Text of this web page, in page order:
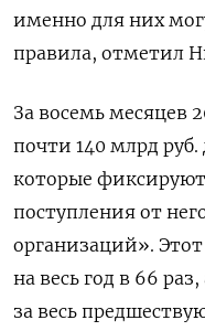
именно для них
правила, отметил
За восемь месяцев
почти 140 млрд руб.
которые
поступления от
организаций».
на весь год в 66
за весь